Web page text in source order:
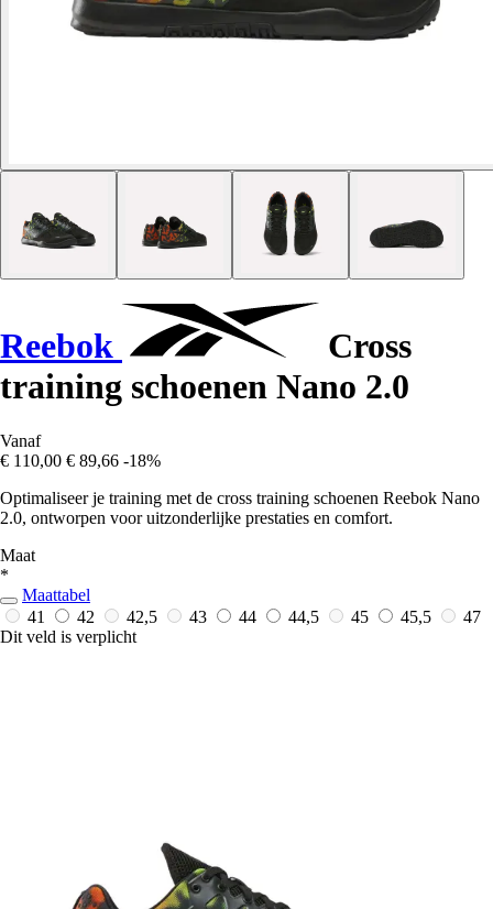
Reebok
Cross
training schoenen Nano 2.0
Vanaf
€ 110,00 € 89,66 -18%
Optimaliseer je training met de cross training schoenen Reebok Nano
2.0, ontworpen voor uitzonderlijke prestaties en comfort.
Maat
*
Maattabel
41
42 42,5 43 44 44,5 45 45,5
47
Dit veld is verplicht